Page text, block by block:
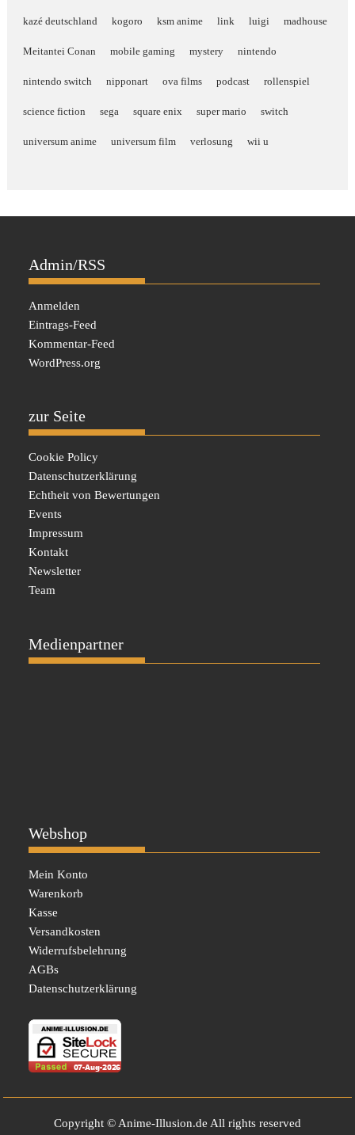
kazé deutschland kogoro ksm anime link luigi madhouse
Meitantei Conan mobile gaming mystery nintendo
nintendo switch nipponart ova films podcast rollenspiel
science fiction sega square enix super mario switch
universum anime universum film verlosung wii u
Admin/RSS
Anmelden
Eintrags-Feed
Kommentar-Feed
WordPress.org
zur Seite
Cookie Policy
Datenschutzerklärung
Echtheit von Bewertungen
Events
Impressum
Kontakt
Newsletter
Team
Medienpartner
Webshop
Mein Konto
Warenkorb
Kasse
Versandkosten
Widerrufsbelehrung
AGBs
Datenschutzerklärung
Copyright © Anime-Illusion.de All rights reserved